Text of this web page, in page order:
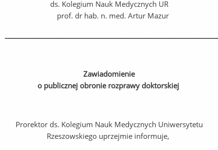
ds. Kolegium Nauk Medycznych UR
prof. dr hab. n. med. Artur Mazur
Zawiadomienie
o publicznej obronie rozprawy doktorskiej
Prorektor ds. Kolegium Nauk Medycznych Uniwersytetu
Rzeszowskiego uprzejmie informuje,